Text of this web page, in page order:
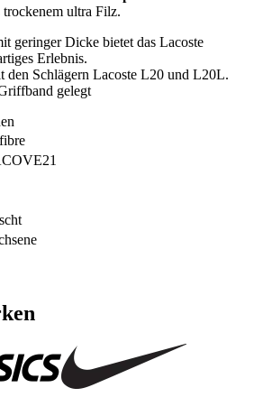
ultra Filz.
geringer Dicke bietet das Lacoste
Erlebnis.
den Schlägern Lacoste L20 und L20L.
gelegt